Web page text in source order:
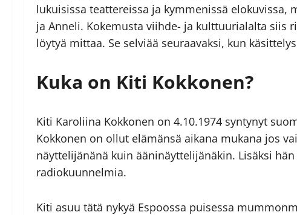
lukuisissa teattereissa ja kymmenissä elokuvissa,
ja Anneli. Kokemusta viihde- ja kulttuurialalta siis
löytyä mittaa. Se selviää seuraavaksi, kun
Kuka on Kiti Kokkonen?
Kiti Karoliina Kokkonen on 4.10.1974 syntynyt
Kokkonen on ollut elämänsä aikana mukana jos
näyttelijänänä kuin ääninäyttelijänäkin. Lisäksi
radiokuunnelmia.
Kiti asuu tätä nykyä Espoossa puisessa